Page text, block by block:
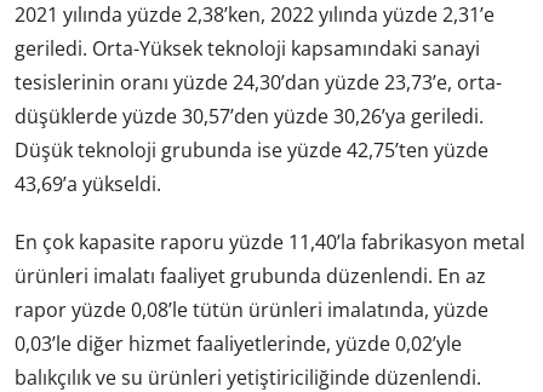
2021 yılında yüzde 2,38’ken, 2022 yılında yüzde 2,31’e
geriledi. Orta-Yüksek teknoloji kapsamındaki sanayi
tesislerinin oranı yüzde 24,30’dan yüzde 23,73’e, orta-
düşüklerde yüzde 30,57’den yüzde 30,26’ya geriledi.
Düşük teknoloji grubunda ise yüzde 42,75’ten yüzde
43,69’a yükseldi.
En çok kapasite raporu yüzde 11,40’la fabrikasyon metal
ürünleri imalatı faaliyet grubunda düzenlendi. En az
rapor yüzde 0,08’le tütün ürünleri imalatında, yüzde
0,03’le diğer hizmet faaliyetlerinde, yüzde 0,02’yle
balıkçılık ve su ürünleri yetiştiriciliğinde düzenlendi.